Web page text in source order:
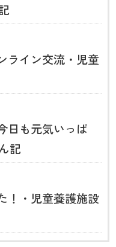
ライン交流・児童
日も元気いっぱ
記
！・児童養護施設